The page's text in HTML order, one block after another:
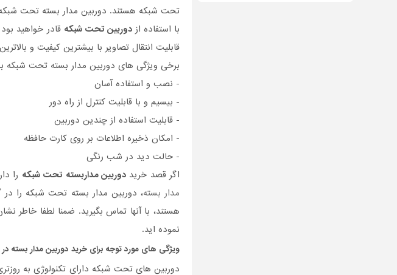
تحت شبکه هستند. دوربین مدار بسته تحت
با استفاده ازدوربین تحت شبکه قادر خواهید
قابلیت انتقال تصاویر با بیشترین کیفیت و
برخی ویژگی های دوربین مدار بسته تحت
- نصب و استفاده آسان
- بیسیم و با قابلیت کنترل از راه دور
- قابلیت استفاده از چندین دوربین
- امکان ذخیره اطلاعات بر روی کارت حافظه
- حالت دید در شب رنگی
اگر قصد خریددوربین مداربسته تحت شبکه را
مدار بسته، دوربین مدار بسته تحت شبکه را
هستند، با آنها تماس بگیرید. ضمنا لطفا خاطر
نموده اید.
ویژگی های مورد توجه برای خرید دوربین مدار بسته در
دوربین های تحت شبکه دارای تکنولوژی به